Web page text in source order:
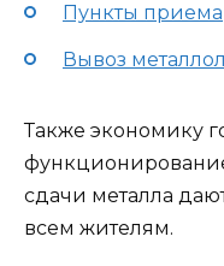
Пункты приема
Вывоз
Также экономику
сдачи металла
всем жителям.